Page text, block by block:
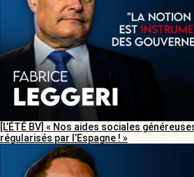
[L’ÉTÉ BV] « Nos aides sociales
régularisés par l’Espagne ! »